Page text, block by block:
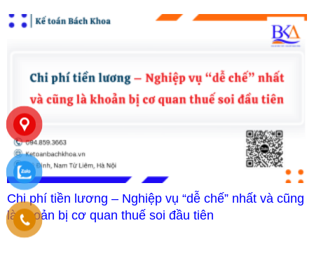
Chi phí tiền lương – Nghiệp vụ “dễ chế” nhất và cũng
là khoản bị cơ quan thuế soi đầu tiên